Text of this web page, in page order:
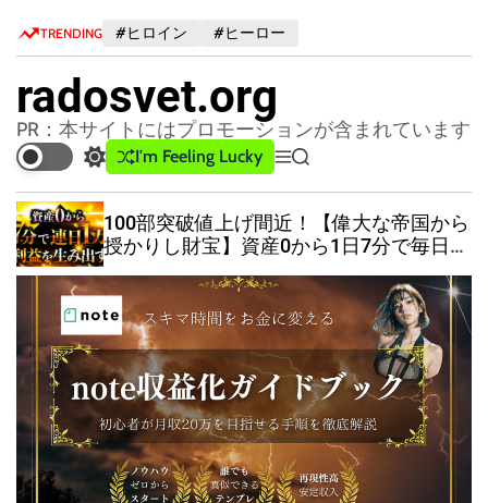
TRENDING #ヒロイン #ヒーロー
radosvet.org
PR：本サイトにはプロモーションが含まれています
S
w
i
t
c
h
c
o
l
o
r
m
o
d
e
I'm Feeling Lucky
M
e
n
u
S
e
r
c
h
100部突破値上げ間近！【偉大な帝国から
授かりし財宝】資産0から1日7分で毎日1
資法